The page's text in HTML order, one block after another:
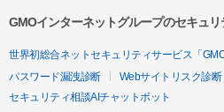
GMOインターネットグループのセキュ
世界初総合ネットセキュリティサービス「
パスワード漏洩診断
Webサイトリスク診断
セキュリティ相談AIチャットボット